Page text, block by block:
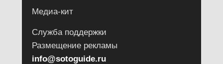
Медиа-кит
Служба поддержки
Размещение рекламы
info@sotoguide.ru